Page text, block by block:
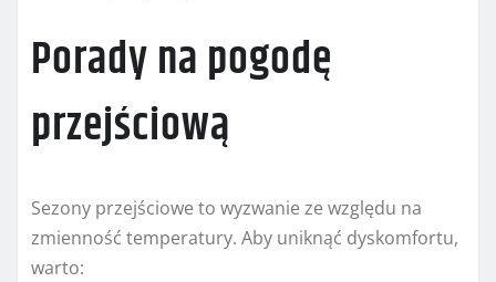
Porady na pogodę
przejściową
Sezony przejściowe to wyzwanie ze względu na
zmienność temperatury. Aby uniknąć dyskomfortu,
warto: